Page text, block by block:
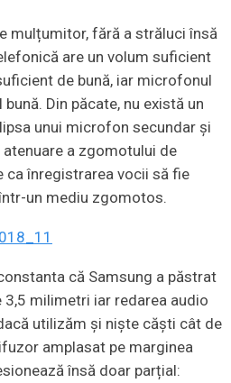
mulțumitor, fără a străluci însă
are un volum suficient
de bună, iar microfonul
Din păcate, nu există un
unui microfon secundar și
a zgomotului de
înregistrarea vocii să fie
un mediu zgomotos.
că Samsung a păstrat
milimetri iar redarea audio
utilizăm și niște căști cât de
amplasat pe marginea
însă doar parțial: